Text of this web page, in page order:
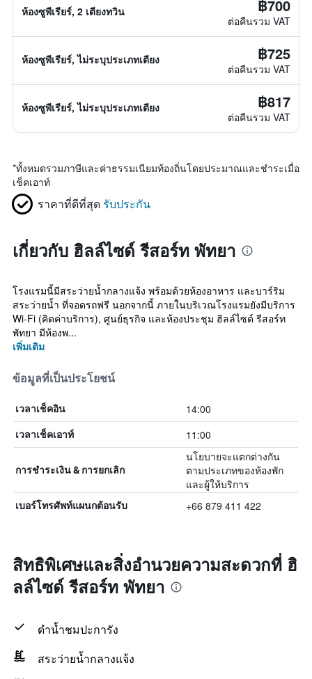
ห้องซูพีเรียร์, 2 เตียงทวิน ฿700
ต่อคืนรวม VAT
ห้องซูพีเรียร์, ไม่ระบุประเภทเตียง ฿725
ต่อคืนรวม VAT
ห้องซูพีเรียร์, ไม่ระบุประเภทเตียง ฿817
ต่อคืนรวม VAT
*ทั้งหมดรวมภาษีและค่าธรรมเนียมท้องถิ่นโดยประมาณและชำระเมื่อ
เช็คเอาท์
ราคาที่ดีที่สุด รับประกัน
เกี่ยวกับ ฮิลล์ไซด์ รีสอร์ท พัทยา
โรงแรมนี้มีสระว่ายน้ำกลางแจ้ง พร้อมด้วยห้องอาหาร และบาร์ริม
สระว่ายน้ำ ที่จอดรถฟรี นอกจากนี้ ภายในบริเวณโรงแรมยังมีบริการ
Wi-Fi (คิดค่าบริการ), ศูนย์ธุรกิจ และห้องประชุม ฮิลล์ไซด์ รีสอร์ท
พัทยา มีห้องพ...
เพิ่มเติม
ข้อมูลที่เป็นประโยชน์
เวลาเช็คอิน 14:00
เวลาเช็คเอาท์ 11:00
การชำระเงิน & การยกเลิก
นโยบายจะแตกต่างกัน
ตามประเภทของห้องพัก
และผู้ให้บริการ
เบอร์โทรศัพท์แผนกต้อนรับ +66 879 411 422
สิทธิพิเศษและสิ่งอำนวยความสะดวกที่ ฮิ
ลล์ไซด์ รีสอร์ท พัทยา
ดำน้ำชมปะการัง
สระว่ายน้ำกลางแจ้ง